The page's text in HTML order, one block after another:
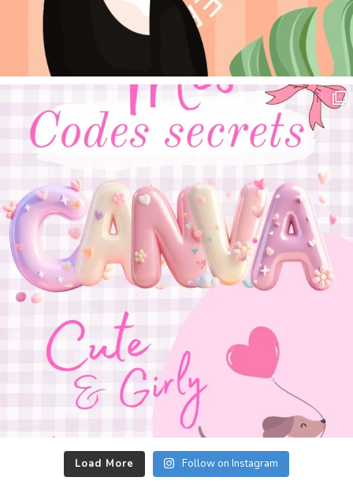
Load More Follow on Instagram